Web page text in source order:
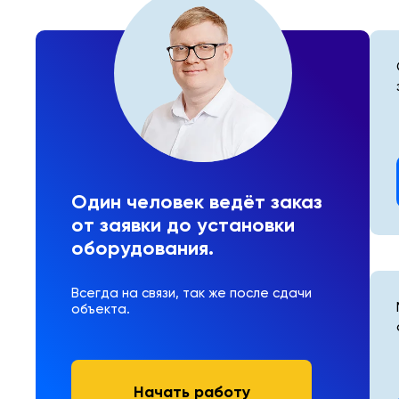
ребенка, включая основные направления
патриотического и нравственного воспитания в
начальной школе.
Один человек ведёт заказ
от заявки до установки
оборудования.
Всегда на связи, так же после сдачи
объекта.
Начать работу